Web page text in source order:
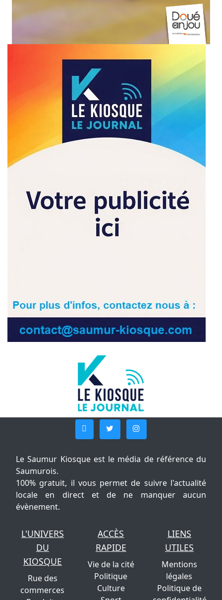
Le Saumur Kiosque est le média de référence du
Saumurois.
100% gratuit, il vous permet de suivre l'actualité
locale en direct et de ne manquer aucun
évènement.
L'UNIVERS
DU
KIOSQUE
Rue des
commerces
ACCÈS
RAPIDE
Vie de la cité
Politique
Culture
LIENS
UTILES
Mentions
légales
Politique de